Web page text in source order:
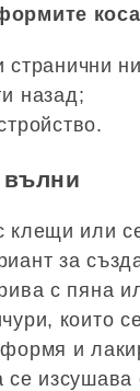
странични
назад;
клещи или
за
с пяна
които
и
се